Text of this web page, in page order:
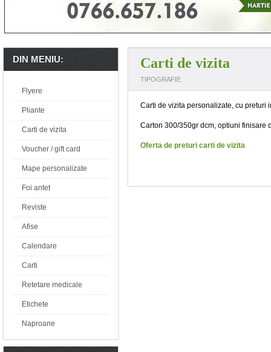
Carti de vizita
TIPOGRAFIE
Carti de vizita personalizate, cu preturi
Carton 300/350gr dcm, optiuni finisare
Oferta de preturi carti de vizita
DIN MENIU:
Flyere
Pliante
Carti de vizita
Voucher / gift card
Mape personalizate
Foi antet
Reviste
Afise
Calendare
Carti
Retetare medicale
Etichete
Naproane